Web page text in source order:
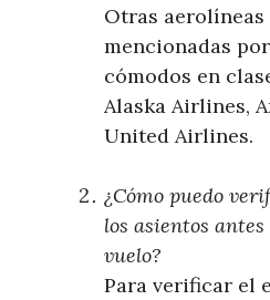
Otras
mencionadas
cómodos en
Alaska Airlines,
United Airlines.
¿Cómo puedo
los asientos
vuelo?
Para verificar el